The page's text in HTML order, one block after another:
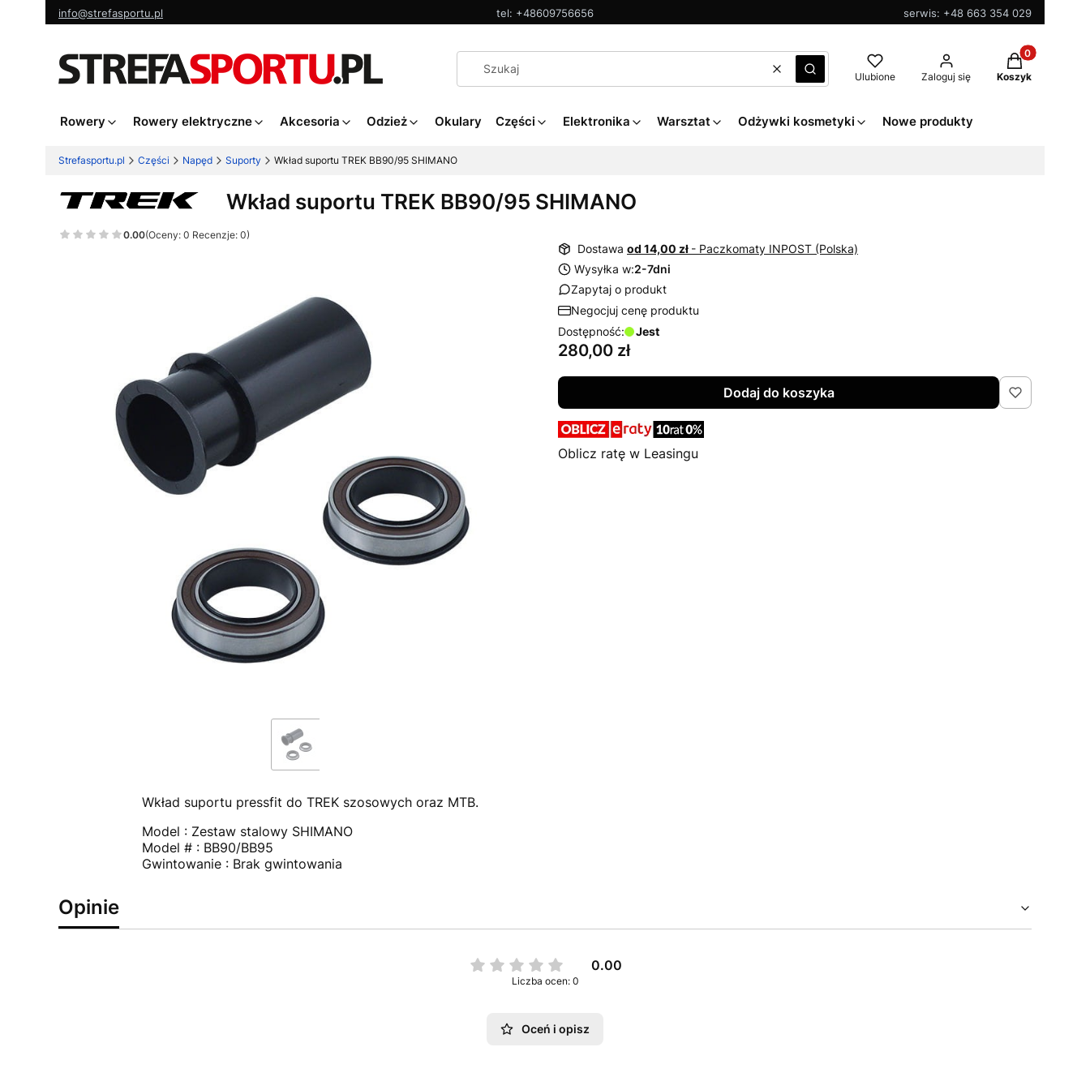
info@strefasportu.pl tel: +48609756656 serwis: +48 663 354 029
WyczyśćSzukaj Ulubione Zaloguj się
Produkty w
Koszyk
Rowery Rowery elektryczne Akcesoria Odzież Okulary Części Elektronika Warsztat Odżywki kosmetyki Nowe produkty
Strefasportu.pl Części Napęd Suporty Wkład suportu TREK BB90/95 SHIMANO
Wkład suportu TREK BB90/95 SHIMANO
0.00(Oceny: 0 Recenzje: 0)
Dostawa od 14,00 zł - Paczkomaty INPOST (Polska)
Wysyłka w:2-7dni
Zapytaj o produkt
Negocjuj cenę produktu
Dostępność:
Jest
Cena
280,00 zł
Dodaj do koszyka
Oblicz ratę w Leasingu
Wkład suportu pressfit do TREK szosowych oraz MTB.
Model : Zestaw stalowy SHIMANO
Model # : BB90/BB95
Gwintowanie : Brak gwintowania
Opinie
0.00
Liczba ocen: 0
Oceń i opisz